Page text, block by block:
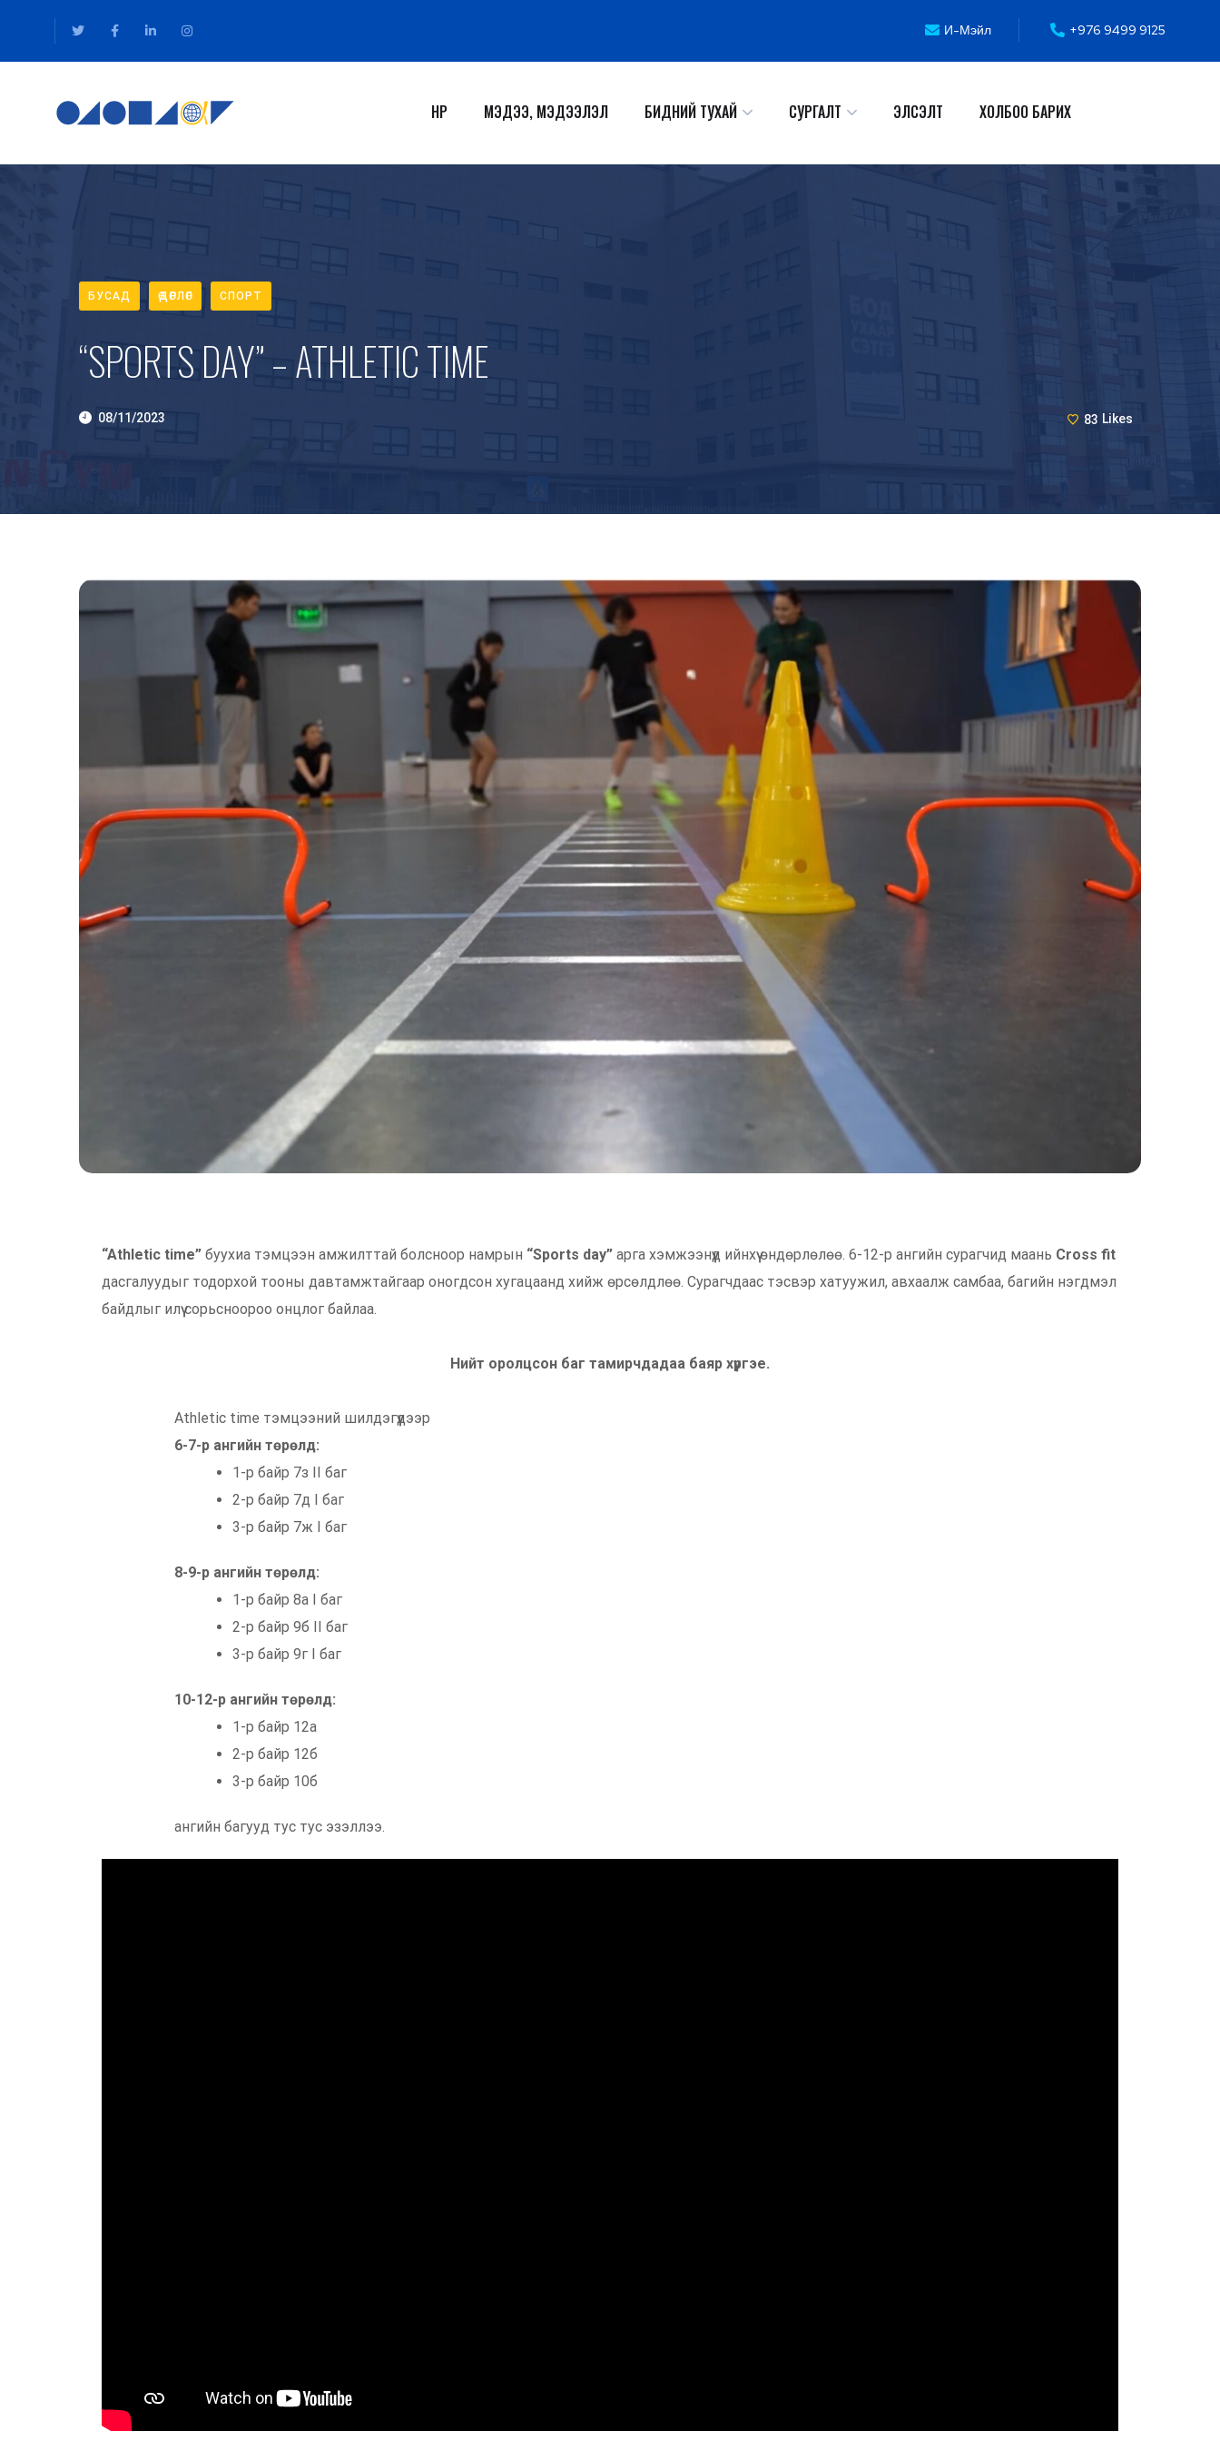
И-Мэйл +976 9499 9125
НҮҮР МЭДЭЭ, МЭДЭЭЛЭЛ БИДНИЙ ТУХАЙ СУРГАЛТ ЭЛСЭЛТ ХОЛБОО БАРИХ
БУСАД ӨДӨРЛӨГ СПОРТ
“SPORTS DAY” – ATHLETIC TIME
08/11/2023 83 Likes
“Athletic time” буухиа тэмцээн амжилттай болсноор намрын “Sports day” арга хэмжээнүүд ийнхүү өндөрлөлөө. 6-12-р ангийн сурагчид маань Cross fit
дасгалуудыг тодорхой тооны давтамжтайгаар оногдсон хугацаанд хийж өрсөлдлөө. Сурагчдаас тэсвэр хатуужил, авхаалж самбаа, багийн нэгдмэл
байдлыг илүү сорьсноороо онцлог байлаа.
Нийт оролцсон баг тамирчдадаа баяр хүргэе.
Athletic time тэмцээний шилдэгүүдээр
6-7-р ангийн төрөлд:
1-р байр 7з II баг
2-р байр 7д I баг
3-р байр 7ж I баг
8-9-р ангийн төрөлд:
1-р байр 8а I баг
2-р байр 9б II баг
3-р байр 9г I баг
10-12-р ангийн төрөлд:
1-р байр 12а
2-р байр 12б
3-р байр 10б
ангийн багууд тус тус эзэллээ.